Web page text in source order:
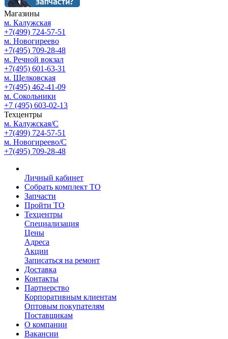
Магазины
м. Калужская
+7(499) 724-57-51
м. Новогиреево
+7(495) 709-28-48
м. Речной вокзал
+7(495) 601-63-31
м. Щелковская
+7(495) 462-41-09
м. Сокольники
+7 (495) 603-02-13
Техцентры
м. Калужская/С
+7(499) 724-57-51
м. Новогиреево/С
+7(495) 709-28-48
Личный кабинет
Собрать комплект ТО
Запчасти
Пройти ТО
Техцентры
Специализация
Цены
Адреса
Акции
Записаться на ремонт
Доставка
Контакты
Партнерство
Корпоративным клиентам
Оптовым покупателям
Поставщикам
О компании
Вакансии